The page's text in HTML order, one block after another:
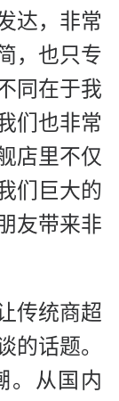
达，非常
，也只专
同在于我
们也非常
店里不仅
们巨大的
友带来非
传统商超
的话题。
。从国内